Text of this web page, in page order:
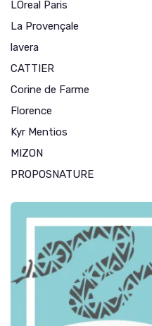
LOreal Paris
La Provençale
lavera
CATTIER
Corine de Farme
Florence
Kyr Mentios
MIZON
PROPOSNATURE